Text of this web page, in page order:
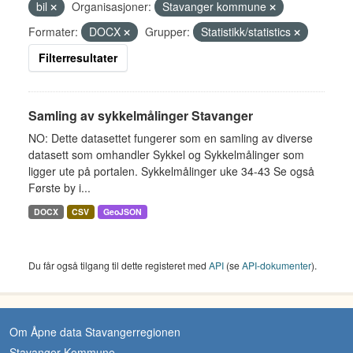
bil
Organisasjoner:
Stavanger kommune
Formater:
DOCX Grupper:
Statistikk/statistics
Filterresultater
Samling av sykkelmålinger Stavanger
NO: Dette datasettet fungerer som en samling av diverse
datasett som omhandler Sykkel og Sykkelmålinger som
ligger ute på portalen. Sykkelmålinger uke 34-43 Se også
Første by i...
DOCX CSV GeoJSON
Du får også tilgang til dette registeret med API (seAPI-dokumenter).
Om Åpne data Stavangerregionen